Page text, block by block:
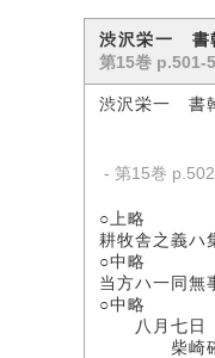
渋沢栄一 書
第15巻 p.501-
渋沢栄一 書
（
- 第15巻
○上略
耕牧舎之義ハ
○中略
当方ハ一同無
○中略
八
柴崎確